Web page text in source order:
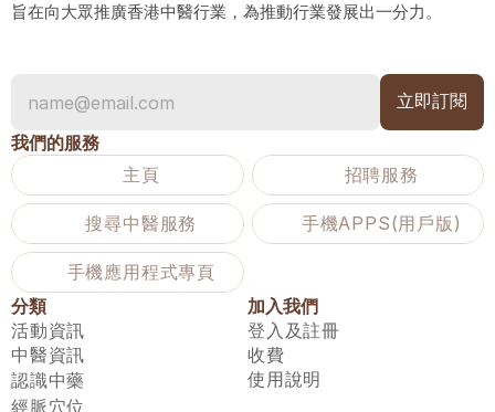
旨在向大眾推廣香港中醫行業，為推動行業發展出一分力。
我們的服務
主頁
招聘服務
搜尋中醫服務 手機APPS(用戶版)
手機應用程式專頁
分類
活動資訊
中醫資訊
認識中藥
經脈穴位
加入我們
登入及註冊
收費
使用說明